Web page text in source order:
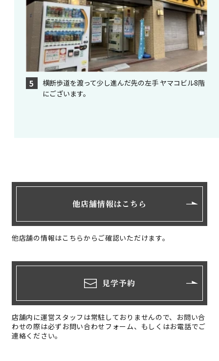
5
横断歩道を渡って少し進んだ先の左手 ヤマコビル8階
にございます。
他店舗情報はこちら
他店舗の情報はこちらからご確認いただけます。
見学予約
店舗内に運営スタッフは常駐しておりませんので、お問い合
わせの際は必ずお問い合わせフォーム、もしくはお電話でご
連絡ください。